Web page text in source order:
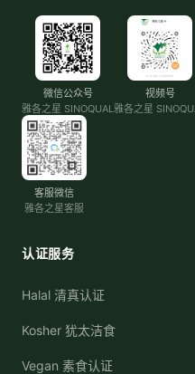
微信公众号
雅各之星 SINOQUAL
视频号
雅各之星
客服微信
雅各之星客服
认证服务
Halal 清真认证
Kosher 犹太洁食
Vegan 素食认证